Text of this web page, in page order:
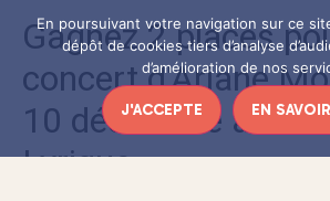
En poursuivant votre navigation sur ce
dépôt de cookies tiers d’analyse
d’amélioration de nos
J'ACCEPTE EN